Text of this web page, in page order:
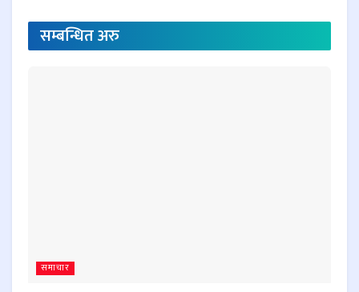
सम्बन्धितअरु
समाचार